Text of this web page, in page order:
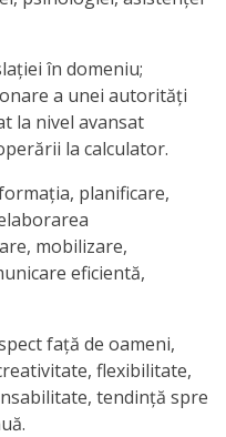
în domeniu;
a unei autorităţi
la nivel avansat
la calculator.
planificare,
mobilizare,
eficientă,
faţă de oameni,
flexibilitate,
tendinţă spre